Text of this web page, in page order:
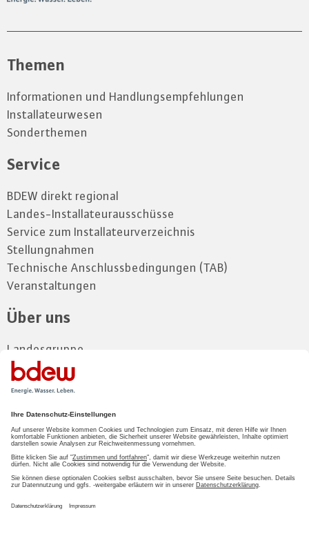
Themen
Informationen und Handlungsempfehlungen
Installateurwesen
Sonderthemen
Service
BDEW direkt regional
Landes-Installateurausschüsse
Service zum Installateurverzeichnis
Stellungnahmen
Technische Anschlussbedingungen (TAB)
Veranstaltungen
Über uns
Landesgruppe
Vorstand
Mitglieder
Zum Mitgliederbereich
LOGIN